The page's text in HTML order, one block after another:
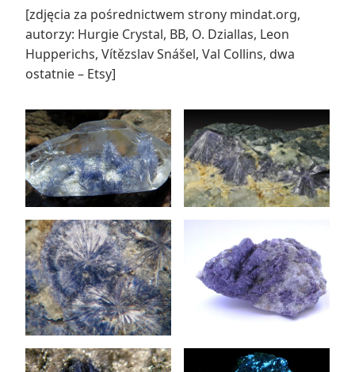
[zdjęcia za pośrednictwem strony mindat.org,
autorzy: Hurgie Crystal, BB, O. Dziallas, Leon
Hupperichs, Vítězslav Snášel, Val Collins, dwa
ostatnie – Etsy]